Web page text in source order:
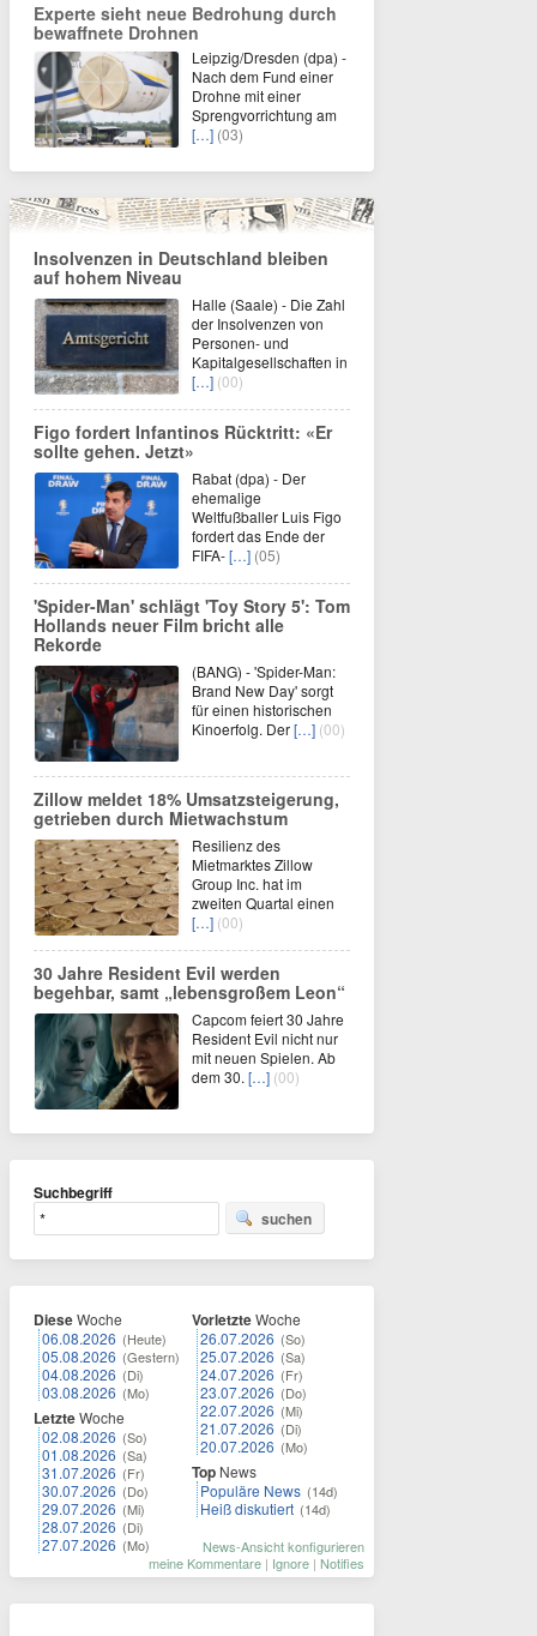
Experte sieht neue Bedrohung durch
bewaffnete Drohnen
Leipzig/Dresden (dpa) -
Nach dem Fund einer
Drohne mit einer
Sprengvorrichtung am
[…] (03)
Insolvenzen in Deutschland bleiben
auf hohem Niveau
Halle (Saale) - Die Zahl
der Insolvenzen von
Personen- und
Kapitalgesellschaften in
[…] (00)
Figo fordert Infantinos Rücktritt: «Er
sollte gehen. Jetzt»
Rabat (dpa) - Der
ehemalige
Weltfußballer Luis Figo
fordert das Ende der
FIFA-[…] (05)
'Spider-Man' schlägt 'Toy Story 5': Tom
Hollands neuer Film bricht alle
Rekorde
(BANG) - 'Spider-Man:
Brand New Day' sorgt
für einen historischen
Kinoerfolg. Der[…] (00)
Zillow meldet 18% Umsatzsteigerung,
getrieben durch Mietwachstum
Resilienz des
Mietmarktes Zillow
Group Inc. hat im
zweiten Quartal einen
[…] (00)
30 Jahre Resident Evil werden
begehbar, samt „lebensgroßem Leon“
Capcom feiert 30 Jahre
Resident Evil nicht nur
mit neuen Spielen. Ab
dem 30. […] (00)
Suchbegriff
suchen
DieseWoche
06.08.2026 (Heute)
05.08.2026 (Gestern)
04.08.2026 (Di)
03.08.2026 (Mo)
LetzteWoche
02.08.2026 (So)
01.08.2026 (Sa)
31.07.2026 (Fr)
30.07.2026 (Do)
29.07.2026 (Mi)
28.07.2026 (Di)
27.07.2026 (Mo)
VorletzteWoche
26.07.2026 (So)
25.07.2026 (Sa)
24.07.2026 (Fr)
23.07.2026 (Do)
22.07.2026 (Mi)
21.07.2026 (Di)
20.07.2026 (Mo)
Top News
Populäre News (14d)
Heiß diskutiert (14d)
News-Ansicht konfigurieren
meine Kommentare | Ignore | Notifies